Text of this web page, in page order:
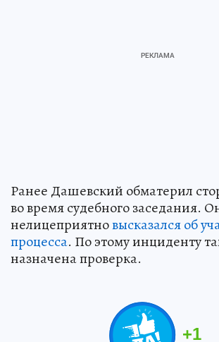
Ранее Дашевский обматерил
во время судебного заседания.
нелицеприятновысказался об
процесса. По этому инциденту
назначена проверка.
+1